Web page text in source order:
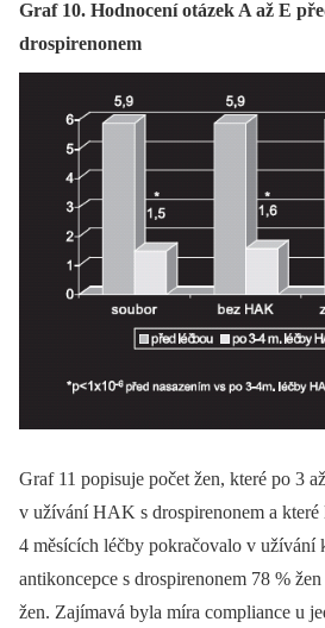
Graf 10. Hodnocení otázek A až E
drospirenonem
Graf 11 popisuje počet žen, které po 3
v užívání HAK s drospirenonem a které
4 měsících léčby pokračovalo v užívání
antikoncepce s drospirenonem 78 %
žen. Zajímavá byla míra compliance u